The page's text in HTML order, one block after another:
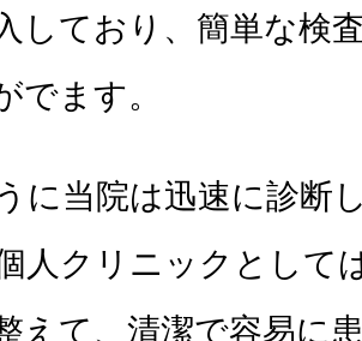
しており、簡単な検
でます。
に当院は迅速に診断
人クリニックとして
えて、清潔で容易に